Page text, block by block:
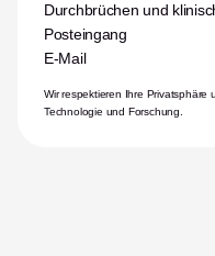
Durchbrüchen und
Posteingang
E-Mail
Wir respektieren Ihre
Technologie und Forschung.